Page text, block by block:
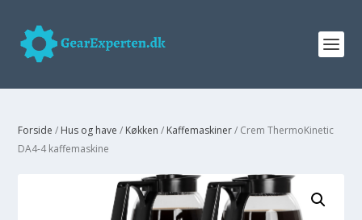
Forside / Hus og have / Køkken / Kaffemaskiner/ Crem ThermoKinetic
DA4-4 kaffemaskine